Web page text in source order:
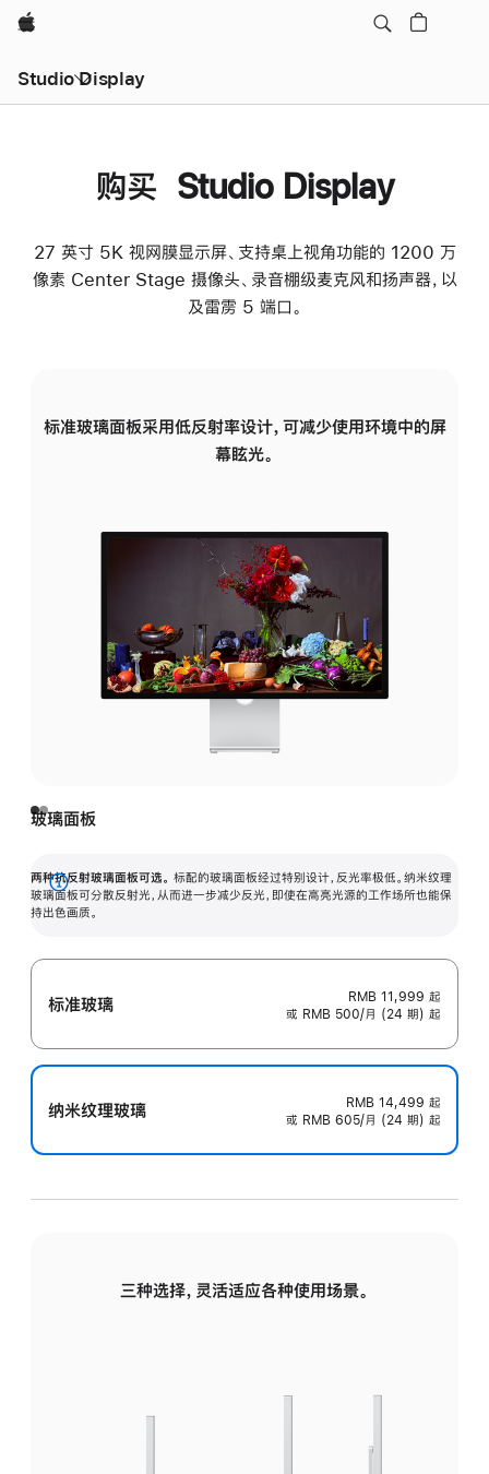
Apple
Studio Display
购买 Studio Display
27 英寸 5K 视网膜显示屏、支持桌上视角功能的 1200 万
像素 Center Stage 摄像头、录音棚级麦克风和扬声器，以
及雷雳 5 端口。
标准玻璃面板采用低反射率设计，可减少使用环境中的屏
幕眩光。
玻璃面板
两种抗反射玻璃面板可选。 标配的玻璃面板经过特别设计，反光率极低。纳米纹理
玻璃面板可分散反射光，从而进一步减少反光，即使在高亮光源的工作场所也能保
持出色画质。
展
开
标准玻璃 RMB 11,999 起
或 RMB 500/月 (24 期) 起
纳米纹理玻璃 RMB 14,499 起
或 RMB 605/月 (24 期) 起
三种选择，灵活适应各种使用场景。